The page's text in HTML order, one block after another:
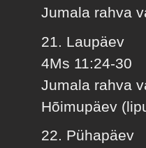
Jumala rahva
21. Laupäev
4Ms 11:24-30
Jumala rahva
Hõimupäev
22. Pühapäev